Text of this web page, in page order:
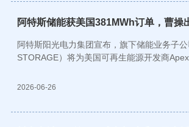
阿特斯储能获美国381MWh订单，曹操
Robotaxi
阿特斯阳光电力集团宣布，旗下储能业务子
STORAGE）将为美国可再生能源开发商
2026-06-26